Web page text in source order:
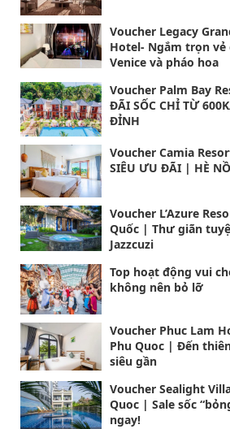
Voucher Legacy
Hotel- Ngắm trọn vẻ
Venice và pháo hoa
Voucher Palm Bay
ĐÃI SỐC CHỈ TỪ
ĐỈNH
Voucher Camia
SIÊU ƯU ĐÃI | HÈ
Voucher L’Azure
Quốc | Thư giãn
Jazzcuzi
Top hoạt động vui
không nên bỏ lỡ
Voucher Phuc Lam
Phu Quoc | Đến
siêu gần
Voucher Sealight
Quoc | Sale sốc
ngay!